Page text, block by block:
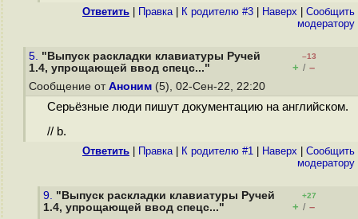
Ответить Правка| К родителю #3 Наверх
Cообщить
модератору
5. "Выпуск раскладки клавиатуры Ручей
1.4, упрощающей ввод спецс..."
–13
+ / –
Сообщение от Аноним (5), 02-Сен-22, 22:20
Серьёзные люди пишут документацию на английском.
// b.
Ответить Правка| К родителю #1 Наверх
Cообщить
модератору
9. "Выпуск раскладки клавиатуры Ручей
1.4, упрощающей ввод спецс..."
+27
+ / –